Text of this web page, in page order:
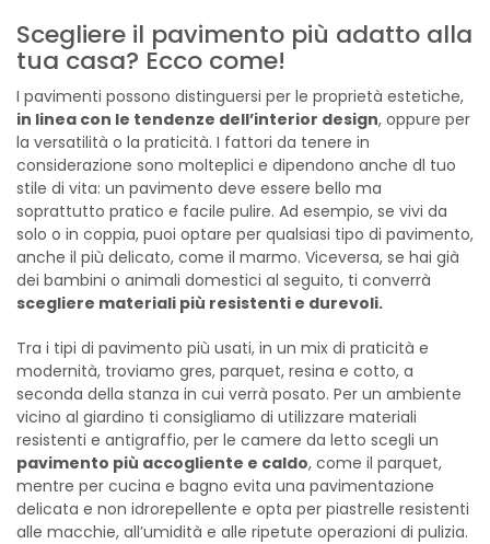
Scegliere il pavimento più adatto alla
tua casa? Ecco come!
I pavimenti possono distinguersi per le proprietà estetiche,
in linea con le tendenze dell’interior design, oppure per
la versatilità o la praticità. I fattori da tenere in
considerazione sono molteplici e dipendono anche dl tuo
stile di vita: un pavimento deve essere bello ma
soprattutto pratico e facile pulire. Ad esempio, se vivi da
solo o in coppia, puoi optare per qualsiasi tipo di pavimento,
anche il più delicato, come il marmo. Viceversa, se hai già
dei bambini o animali domestici al seguito, ti converrà
scegliere materiali più resistenti e durevoli.
Tra i tipi di pavimento più usati, in un mix di praticità e
modernità, troviamo gres, parquet, resina e cotto, a
seconda della stanza in cui verrà posato. Per un ambiente
vicino al giardino ti consigliamo di utilizzare materiali
resistenti e antigraffio, per le camere da letto scegli un
pavimento più accogliente e caldo, come il parquet,
mentre per cucina e bagno evita una pavimentazione
delicata e non idrorepellente e opta per piastrelle resistenti
alle macchie, all’umidità e alle ripetute operazioni di pulizia.